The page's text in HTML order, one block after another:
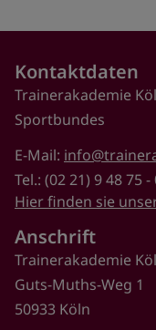
Kontaktdaten
Trainerakademie
Sportbundes
E-Mail:
Tel.: (02 21) 9 48 75 -
Hier finden sie
Anschrift
Trainerakademie
Guts-Muths-Weg 1
50933 Köln